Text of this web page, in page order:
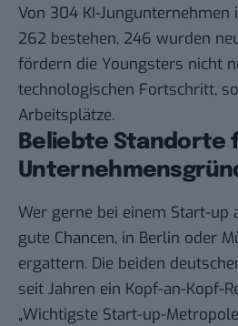
Von 304 KI-
262 bestehen, 246 wurden
fördern die Youngsters nicht
technologischen Fortschritt,
Arbeitsplätze.
Beliebte Standorte
Wer gerne bei einem Start-up
gute Chancen, in Berlin oder
ergattern. Die beiden
seit Jahren ein Kopf-an-Kopf-
„Wichtigste Start-up-